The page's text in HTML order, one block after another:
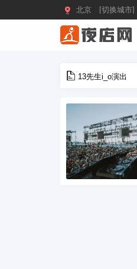
 北京 [切换城市]
13先生i_o演出